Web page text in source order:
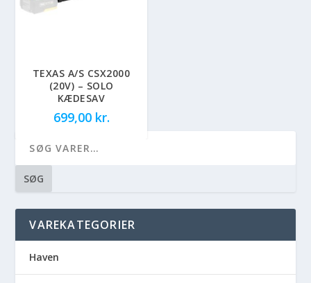
TEXAS A/S CSX2000
(20V) – SOLO
KÆDESAV
699,00 kr.
SØG
VAREKATEGORIER
Haven